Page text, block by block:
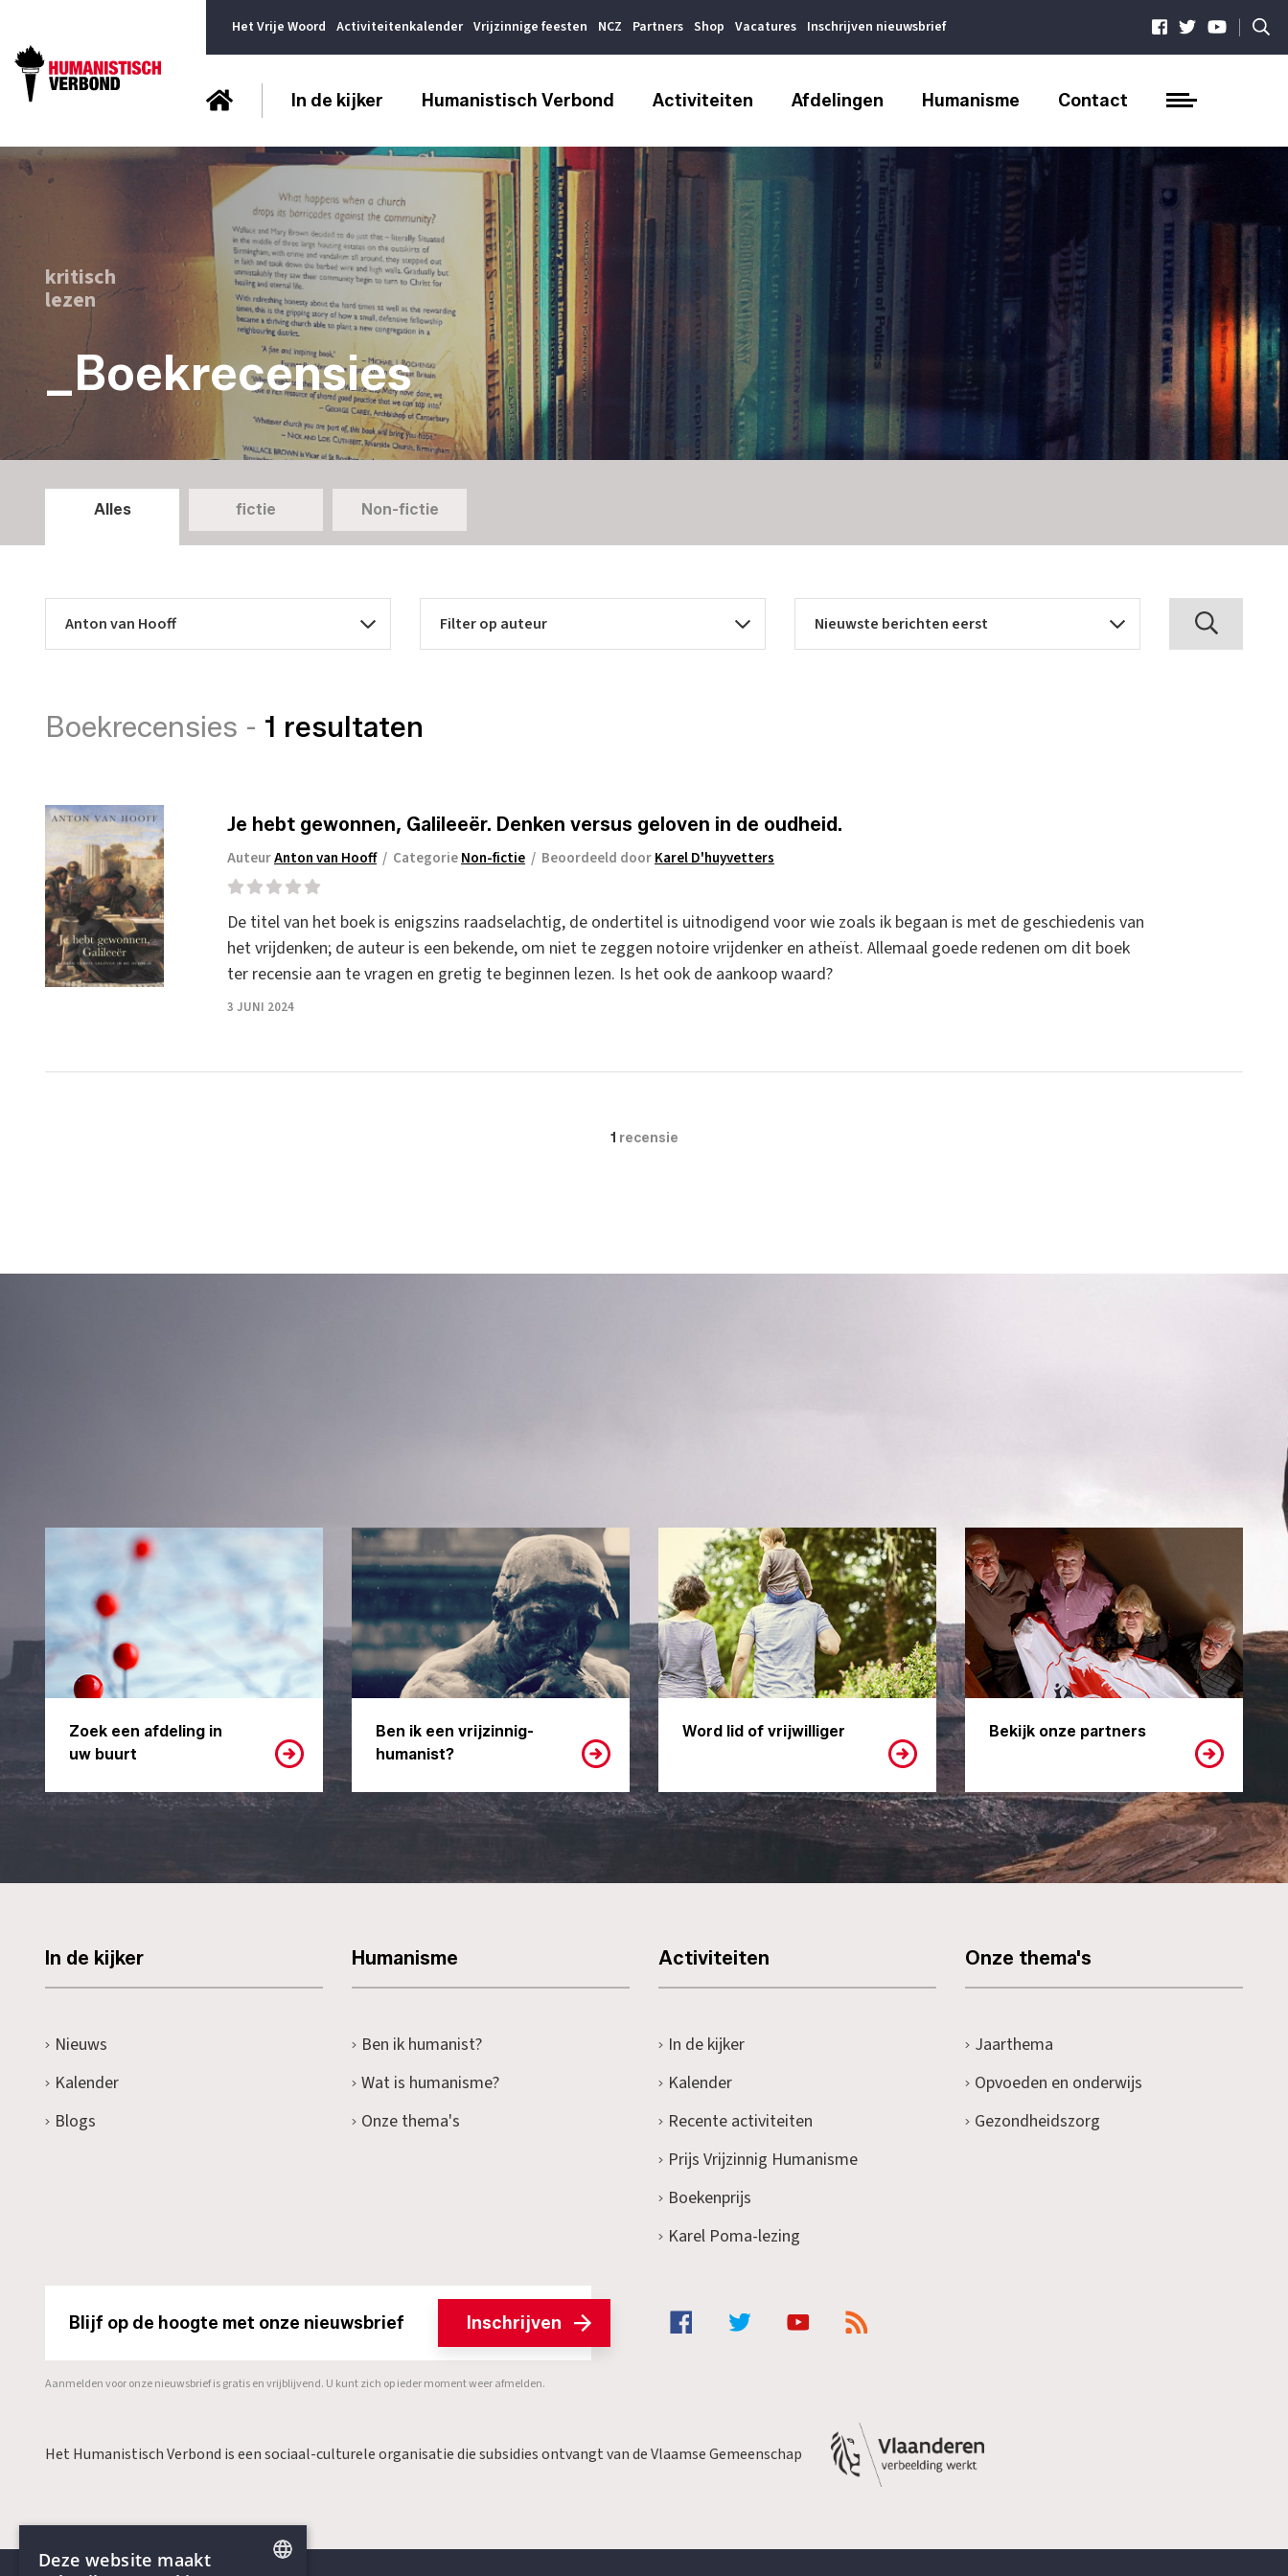
Het Vrije Woord Activiteitenkalender Vrijzinnige feesten NCZ Partners Shop Vacatures Inschrijven nieuwsbrief |
In de kijker Humanistisch Verbond Activiteiten Afdelingen Humanisme Contact
kritisch
lezen
_Boekrecensies
Alles fictie Non-fictie
Boekrecensies - 1 resultaten
Je hebt gewonnen, Galileeër. Denken versus geloven in de oudheid.
AuteurAnton van Hooff/ CategorieNon-fictie / Beoordeeld doorKarel D'huyvetters
De titel van het boek is enigszins raadselachtig, de ondertitel is uitnodigend voor wie zoals ik begaan is met de geschiedenis van
het vrijdenken; de auteur is een bekende, om niet te zeggen notoire vrijdenker en atheïst. Allemaal goede redenen om dit boek
ter recensie aan te vragen en gretig te beginnen lezen. Is het ook de aankoop waard?
3 JUNI 2024
1 recensie
Zoek een afdeling in
uw buurt
Ben ik een vrijzinnig-
humanist?
Word lid of vrijwilliger Bekijk onze partners
In de kijker
Nieuws
Kalender
Blogs
Humanisme
Ben ik humanist?
Wat is humanisme?
Onze thema's
Activiteiten
In de kijker
Kalender
Recente activiteiten
Prijs Vrijzinnig Humanisme
Boekenprijs
Karel Poma-lezing
Onze thema's
Jaarthema
Opvoeden en onderwijs
Gezondheidszorg
Blijf op de hoogte met onze nieuwsbrief Inschrijven
Aanmelden voor onze nieuwsbrief is gratis en vrijblijvend. U kunt zich op ieder moment weer afmelden.
Het Humanistisch Verbond is een sociaal-culturele organisatie die subsidies ontvangt van de Vlaamse Gemeenschap
Deze website maakt